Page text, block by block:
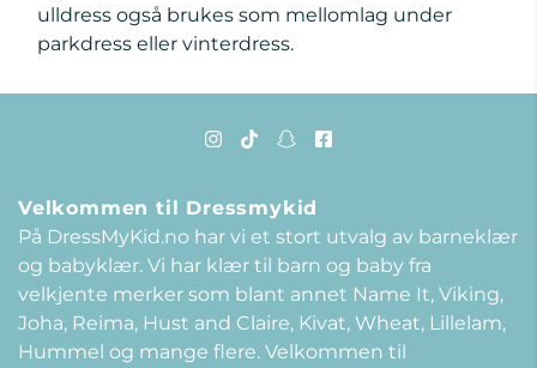
ulldress også brukes som mellomlag under
parkdress eller vinterdress.
Velkommen til Dressmykid
På DressMyKid.no har vi et stort utvalg av barneklær
og babyklær. Vi har klær til barn og baby fra
velkjente merker som blant annet Name It, Viking,
Joha, Reima, Hust and Claire, Kivat, Wheat, Lillelam,
Hummel og mange flere. Velkommen til